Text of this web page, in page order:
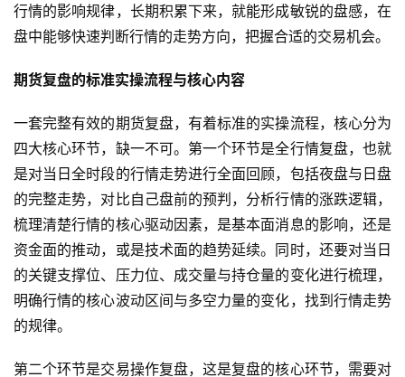
原
油
货
行情的影响规律，长期积累下来，就能形成敏锐的盘感，在
盘中能够快速判断行情的走势方向，把握合适的交易机会。
期货复盘的标准实操流程与核心内容
一套完整有效的期货复盘，有着标准的实操流程，核心分为
四大核心环节，缺一不可。第一个环节是全行情复盘，也就
是对当日全时段的行情走势进行全面回顾，包括夜盘与日盘
的完整走势，对比自己盘前的预判，分析行情的涨跌逻辑，
梳理清楚行情的核心驱动因素，是基本面消息的影响，还是
资金面的推动，或是技术面的趋势延续。同时，还要对当日
的关键支撑位、压力位、成交量与持仓量的变化进行梳理，
明确行情的核心波动区间与多空力量的变化，找到行情走势
的规律。
第二个环节是交易操作复盘，这是复盘的核心环节，需要对